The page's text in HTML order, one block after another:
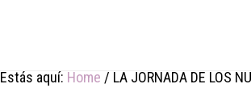
Estás aquí: Home / LA JORNADA DE LOS